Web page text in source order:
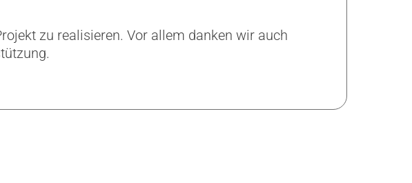
zu realisieren. Vor allem danken wir auch